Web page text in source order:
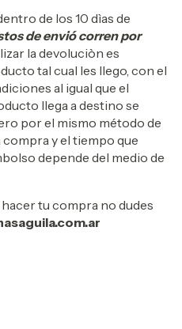
de los 10 dìas de
de envió corren por
la devoluciòn es
tal cual les llego, con el
al igual que el
llega a destino se
por el mismo método de
compra y el tiempo que
depende del medio de
tu compra no dudes